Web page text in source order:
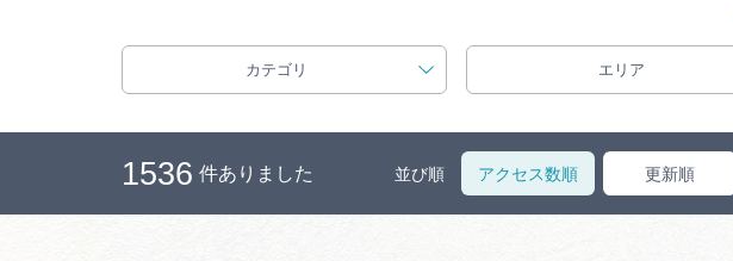
カテゴリ エリア
1536 件ありました 並び順 アクセス数順 更新順